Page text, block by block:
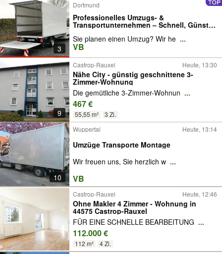
3
Dortmund
Professionelles Umzugs- &
Transportunternehmen – Schnell, Günstig
& Stressfrei!
Sie planen einen Umzug? Wir he ...
VB
9
Castrop-Rauxel Heute, 13:30
Nähe City - günstig geschnittene 3-
Zimmer-Wohnung
Die gemütliche 3-Zimmer-Wohnun ...
467 €
55,55 m² 3 Zi.
10
Wuppertal Heute, 13:14
Umzüge Transporte Montage
Wir freuen uns, Sie herzlich w ...
VB
Castrop-Rauxel Heute, 12:46
Ohne Makler 4 Zimmer - Wohnung in
44575 Castrop-Rauxel
FÜR EINE SCHNELLE BEARBEITUNG ...
112.000 €
112 m² 4 Zi.